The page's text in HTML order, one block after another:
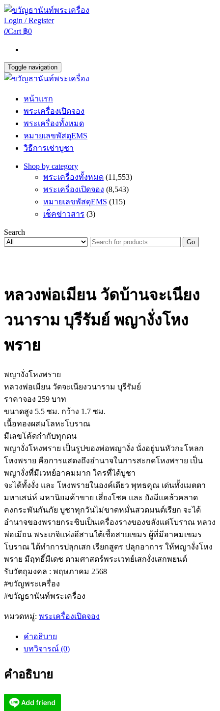
Login / Register
0Cart ฿0
Toggle navigation
หน้าแรก
พระเครื่องเปิดจอง
พระเครื่องทั้งหมด
หมายเลขพัสดุEMS
วิธีการเช่าบูชา
Shop by category
พระเครื่องทั้งหมด (11,553)
พระเครื่องเปิดจอง (8,543)
หมายเลขพัสดุEMS (115)
เช็คข่าวสาร (3)
Search
Go
หลวงพ่อเมียน วัดบ้านจะเนียง
วนาราม บุรีรัมย์ พญางั่งโหง
พราย
พญางั่งโหงพราย
หลวงพ่อเมียน วัดจะเนียงวนาราม บุรีรัมย์
ราคาจอง 259 บาท
ขนาดสูง 5.5 ซม. กว้าง 1.7 ซม.
เนื้อทองผสมโลหะโบราณ
มีเลขโค้ดกำกับทุกตน
พญางั่งโหงพราย เป็นรูปของพ่อพญางั่ง นั่งอยู่บนหัวกะโหลก
โหงพราย คือการแสดงถึงอำนาจในการสะกดโหงพราย เป็น
พญางั่งที่มีเวทย์อาคมมาก ใครที่ได้บูชา
จะได้ทั้งงั่ง และ โหงพรายในองค์เดียว พุทธคุณ เด่นทั้งเมตตา
มหาเสน่ห์ มหานิยมค้าขาย เสี่ยงโชค และ ยังมีแคล้วคลาด
คงกระพันกันภัย บูชาทุกวันไม่ขาดหมั่นสวดมนต์เรียก จะได้
อำนาจของพรายกระซิบเป็นเครื่องรางของขลังแต่โบราณ หลวง
พ่อเมียน พระเกจิแห่งอีสานใต้เชื้อสายเขมร ผู้ที่มีอาคมเขมร
โบราณ ได้ทำการปลุกเสก เรียกสูตร ปลุกอาการ ให้พญางั่งโหง
พราย มีฤทธิ์มีเดช ตามศาสตร์พระเวทย์เสกงั่งเสกพยนต์
รับวัตถุมงคล : พฤษภาคม 2568
#ขวัญพระเครื่อง
#ขวัญธานันท์พระเครื่อง
หมวดหมู่: พระเครื่องเปิดจอง
คำอธิบาย
บทวิจารณ์ (0)
คำอธิบาย